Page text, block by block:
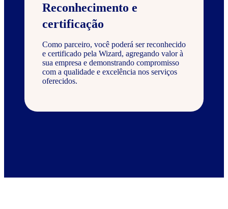
Reconhecimento e
certificação
Como parceiro, você poderá ser reconhecido
e certificado pela Wizard, agregando valor à
sua empresa e demonstrando compromisso
com a qualidade e excelência nos serviços
oferecidos.